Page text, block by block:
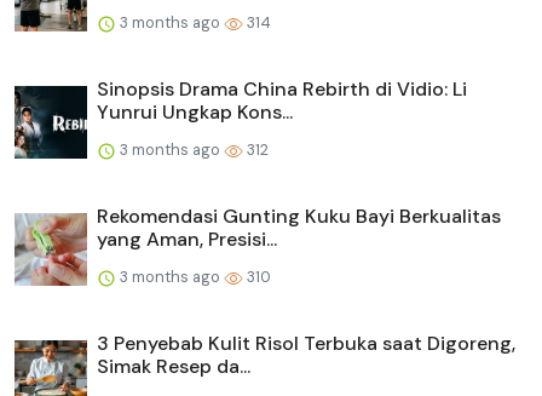
3 months ago 314
Sinopsis Drama China Rebirth di Vidio: Li
Yunrui Ungkap Kons...
3 months ago 312
Rekomendasi Gunting Kuku Bayi Berkualitas
yang Aman, Presisi...
3 months ago 310
3 Penyebab Kulit Risol Terbuka saat Digoreng,
Simak Resep da...